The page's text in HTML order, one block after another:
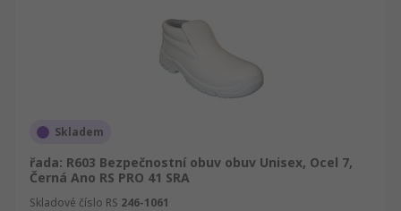
Skladem
řada: R603 Bezpečnostní obuv obuv Unisex, Ocel 7,
Černá Ano RS PRO 41 SRA
Skladové číslo RS 246-1061